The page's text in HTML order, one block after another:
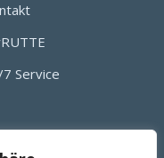
Service